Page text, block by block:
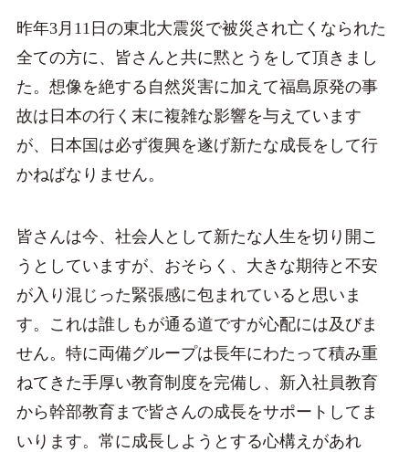
昨年3月11日の東北大震災で被災され亡くなられた
全ての方に、皆さんと共に黙とうをして頂きまし
た。想像を絶する自然災害に加えて福島原発の事
故は日本の行く末に複雑な影響を与えています
が、日本国は必ず復興を遂げ新たな成長をして行
かねばなりません。
皆さんは今、社会人として新たな人生を切り開こ
うとしていますが、おそらく、大きな期待と不安
が入り混じった緊張感に包まれていると思いま
す。これは誰しもが通る道ですが心配には及びま
せん。特に両備グループは長年にわたって積み重
ねてきた手厚い教育制度を完備し、新入社員教育
から幹部教育まで皆さんの成長をサポートしてま
いります。常に成長しようとする心構えがあれ